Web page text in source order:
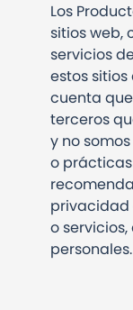
Los
sitios web,
servicios
estos
cuenta
terceros
y no
o
privacidad
o
personales.